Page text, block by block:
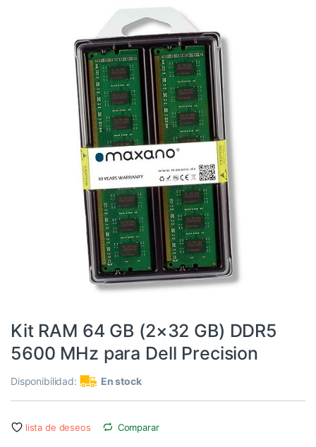
Kit RAM 64 GB (2×32 GB) DDR5
5600 MHz para Dell Precision
Disponibilidad: En stock
lista de deseos Comparar